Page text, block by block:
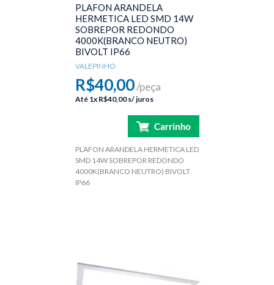
PLAFON ARANDELA
HERMETICA LED SMD 14W
SOBREPOR REDONDO
4000K(BRANCO NEUTRO)
BIVOLT IP66
VALEPINHO
R$40,00/peça
Até 1x R$40,00s/ juros
PLAFON ARANDELA HERMETICA LED
SMD 14W SOBREPOR REDONDO
4000K(BRANCO NEUTRO) BIVOLT
IP66